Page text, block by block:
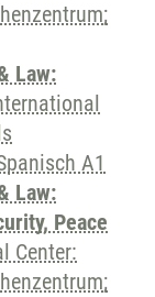
Law:
A1
Law:
Peace
Center: